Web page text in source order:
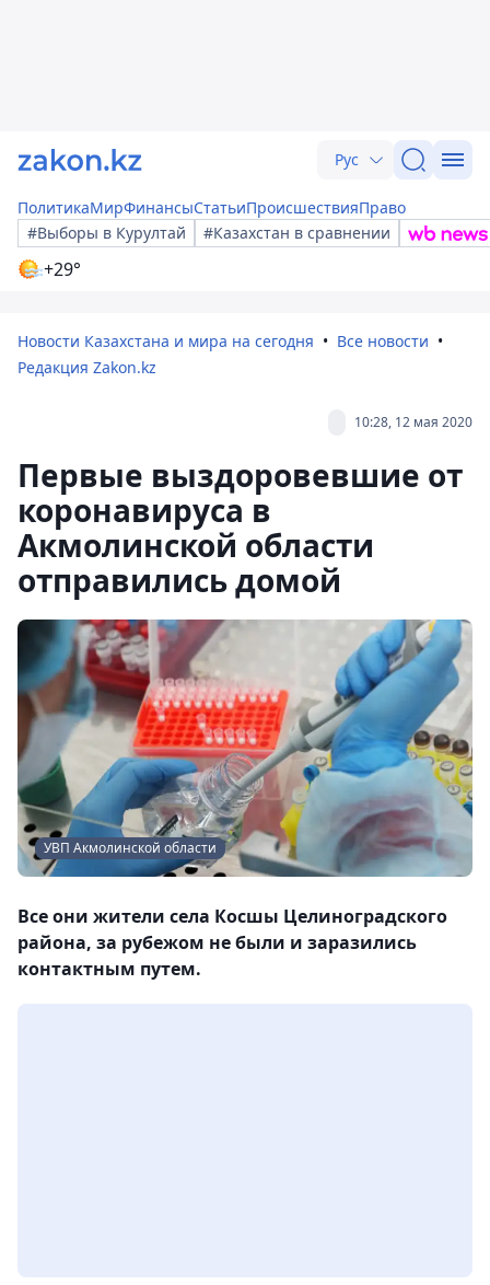
Рус
ПолитикаМирФинансыСтатьиПроисшествияПраво
#Выборы в Курултай
#Казахстан в сравнении
+29°
Новости Казахстана и мира на сегодня
Все новости
Редакция Zakon.kz
10:28, 12 мая 2020
Первые выздоровевшие от
коронавируса в
Акмолинской области
отправились домой
УВП Акмолинской облаcти
Все они жители села Косшы Целиноградского
района, за рубежом не были и заразились
контактным путем.